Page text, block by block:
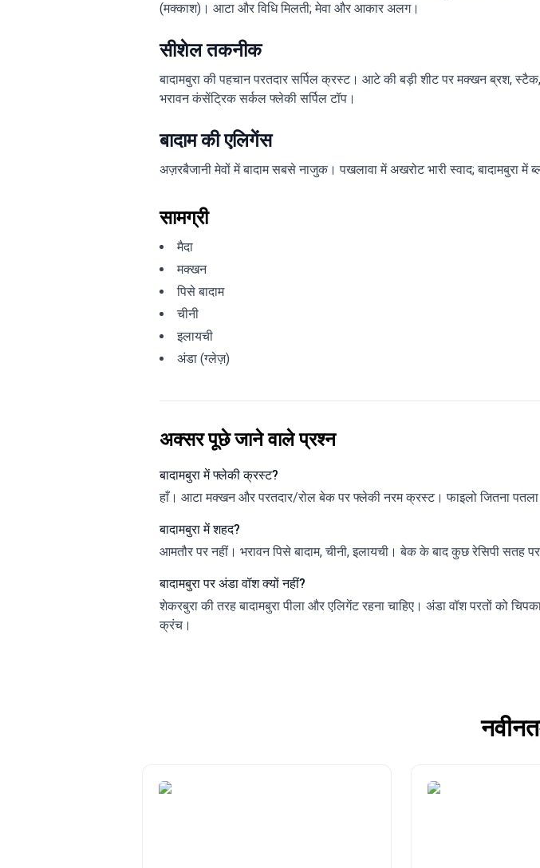
(मक्काश)। आटा और विधि मिलती; मेवा और आकार अलग।
सीशेल तकनीक
बादामबुरा की पहचान परतदार सर्पिल क्रस्ट। आटे की बड़ी शीट पर मक्खन ब्रश,
भरावन कंसेंट्रिक सर्कल फ्लेकी सर्पिल टॉप।
बादाम की एलिगेंस
अज़रबैजानी मेवों में बादाम सबसे नाजुक। पखलावा में अखरोट भारी स्वाद; बादामबुरा में
सामग्री
मैदा
मक्खन
पिसे बादाम
चीनी
इलायची
अंडा (ग्लेज़)
अक्सर पूछे जाने वाले प्रश्न
बादामबुरा में फ्लेकी क्रस्ट?
हाँ। आटा मक्खन और परतदार/रोल बेक पर फ्लेकी नरम क्रस्ट। फाइलो जितना पतला
बादामबुरा में शहद?
आमतौर पर नहीं। भरावन पिसे बादाम, चीनी, इलायची। बेक के बाद कुछ रेसिपी सतह
बादामबुरा पर अंडा वॉश क्यों नहीं?
शेकरबुरा की तरह बादामबुरा पीला और एलिगेंट रहना चाहिए। अंडा वॉश परतों को
क्रंच।